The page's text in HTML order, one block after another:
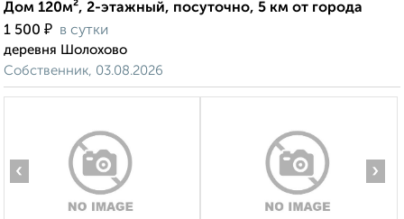
Дом 120м², 2-этажный, посуточно, 5 км от города
1 500 ₽ в сутки
деревня Шолохово
Собственник, 03.08.2026
‹ ›